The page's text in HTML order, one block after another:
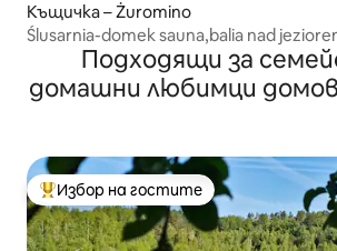
Къщичка – Żuromino
Ślusarnia-domek sauna,balia nad jeziorem,
Ковачница-сауна, къща, баля над
Подходящи за
домашни любимци
Най-популярен избор на гостите
Избор на гостите